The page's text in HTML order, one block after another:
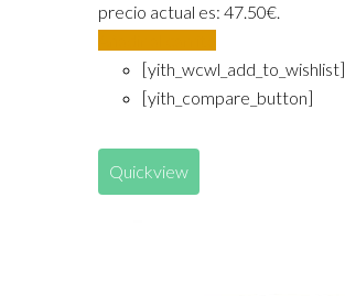
precio actual es: 47.50€.
[yith_wcwl_add_to_wishlist]
[yith_compare_button]
Quickview